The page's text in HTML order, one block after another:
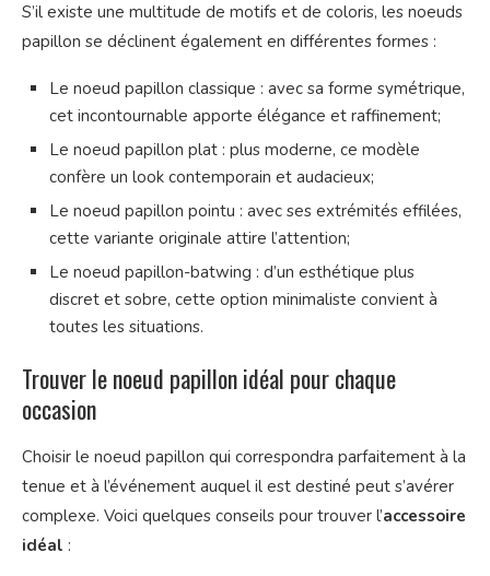
S’il existe une multitude de motifs et de coloris, les noeuds
papillon se déclinent également en différentes formes :
Le noeud papillon classique : avec sa forme symétrique,
cet incontournable apporte élégance et raffinement;
Le noeud papillon plat : plus moderne, ce modèle
confère un look contemporain et audacieux;
Le noeud papillon pointu : avec ses extrémités effilées,
cette variante originale attire l’attention;
Le noeud papillon-batwing : d’un esthétique plus
discret et sobre, cette option minimaliste convient à
toutes les situations.
Trouver le noeud papillon idéal pour chaque
occasion
Choisir le noeud papillon qui correspondra parfaitement à la
tenue et à l’événement auquel il est destiné peut s’avérer
complexe. Voici quelques conseils pour trouver l’accessoire
idéal :